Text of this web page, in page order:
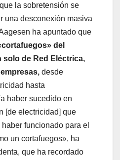
la sobretensión se
una desconexión masiva
ha apuntado que
del
solo de Red Eléctrica,
desde
hasta
haber sucedido en
[de electricidad] que
funcionado para el
un cortafuegos», ha
que ha recordado